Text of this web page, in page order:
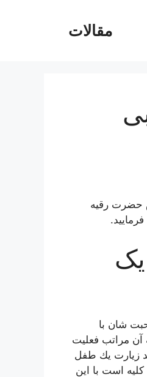
مقالات
رقیه
شان با
مراتب فعلیت
زیارت یك طفل
است با این